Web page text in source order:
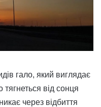
гало, який виглядає
від сонця
через відбиття